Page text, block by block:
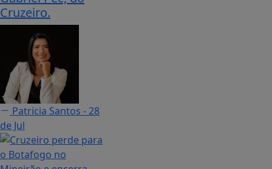
Cruzeiro.
Patricia Santos - 28
de Jul